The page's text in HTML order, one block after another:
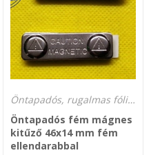
Öntapadós, rugalmas fólia és fém mágnesek
Öntapadós fém mágnes
kitűző 46x14 mm fém
ellendarabbal